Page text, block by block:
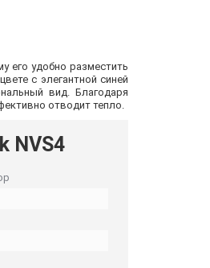
его удобно разместить
с элегантной синей
вид. Благодаря
отводит тепло.
NVS4